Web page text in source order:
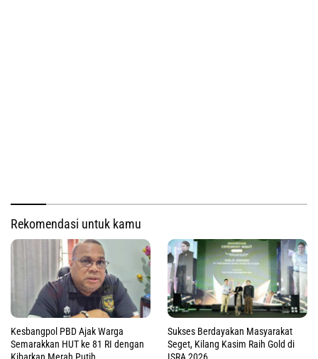
Rekomendasi untuk kamu
Kesbangpol PBD Ajak Warga
Semarakkan HUT ke 81 RI dengan
Sukses Berdayakan Masyarakat
Seget, Kilang Kasim Raih Gold di